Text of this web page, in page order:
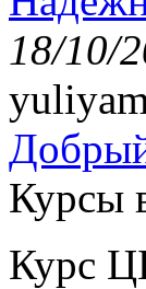
18/10/
Курсы
Курс